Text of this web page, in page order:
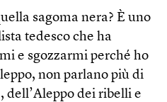
sagoma nera? È uno
tedesco che ha
e sgozzarmi perché ho
non parlano più di
dell’Aleppo dei ribelli e